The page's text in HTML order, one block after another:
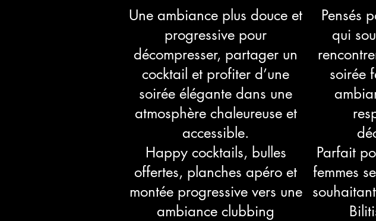
Une ambiance plus douce et
progressive pour
décompresser, partager un
cocktail et profiter d’une
soirée élégante dans une
atmosphère chaleureuse et
accessible.
Happy cocktails, bulles
offertes, planches apéro et
montée progressive vers une
ambiance clubbing
Pensés
qui
soirée
Parfait
femmes